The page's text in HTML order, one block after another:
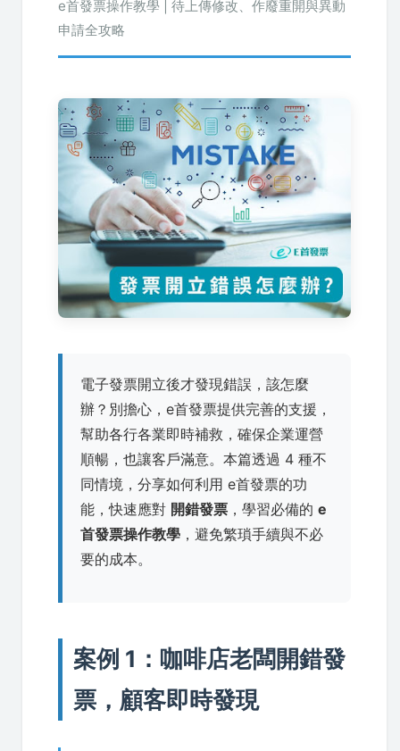
e首發票操作教學 | 待上傳修改、作廢重開與異動
申請全攻略
電子發票開立後才發現錯誤，該怎麼
辦？別擔心，e首發票提供完善的支援，
幫助各行各業即時補救，確保企業運營
順暢，也讓客戶滿意。本篇透過 4 種不
同情境，分享如何利用 e首發票的功
能，快速應對 開錯發票 ，學習必備的 e
首發票操作教學 ，避免繁瑣手續與不必
要的成本。
案例 1：咖啡店老闆開錯發
票，顧客即時發現